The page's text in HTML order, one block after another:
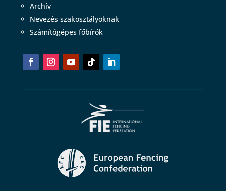
Archív
Nevezés szakosztályoknak
Számítógépes főbírók